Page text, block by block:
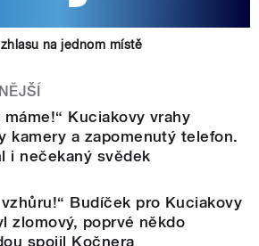
na jednom místě
máme!“ Kuciakovy vrahy
kamery a zapomenutý telefon.
i nečekaný svědek
Budíček pro Kuciakovy
zlomový, poprvé někdo
spojil Kočnera